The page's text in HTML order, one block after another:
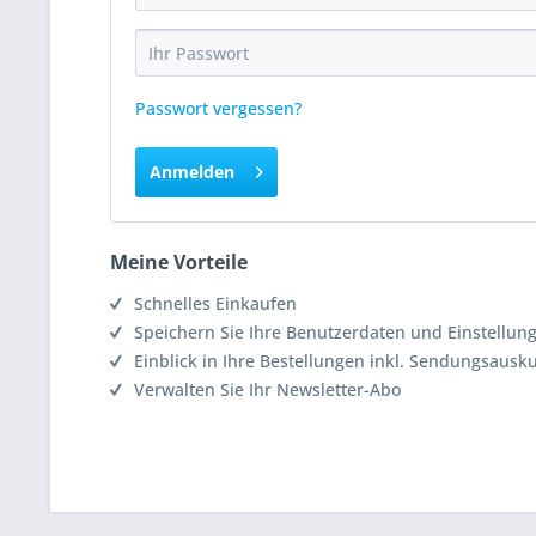
Passwort vergessen?
Anmelden
Meine Vorteile
Schnelles Einkaufen
Speichern Sie Ihre Benutzerdaten und
Einblick in Ihre Bestellungen inkl.
Verwalten Sie Ihr Newsletter-Abo